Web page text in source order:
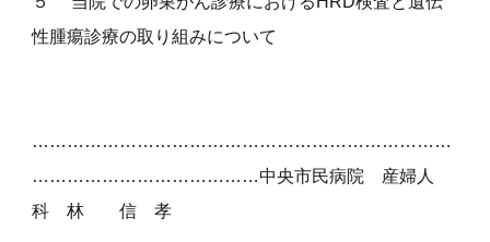
性腫瘍診療の取り組みについて
………………………………………………………………
…………………………………中央市民病院 産婦人
科
林 信 孝